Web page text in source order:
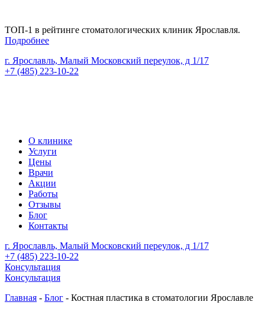
ТОП-1 в рейтинге стоматологических клиник Ярославля.
Подробнее
г. Ярославль, Малый Московский переулок, д 1/17
+7 (485) 223-10-22
О клинике
Услуги
Цены
Врачи
Акции
Работы
Отзывы
Блог
Контакты
г. Ярославль, Малый Московский переулок, д 1/17
+7 (485) 223-10-22
Консультация
Консультация
Главная - Блог - Костная пластика в стоматологии Ярославле